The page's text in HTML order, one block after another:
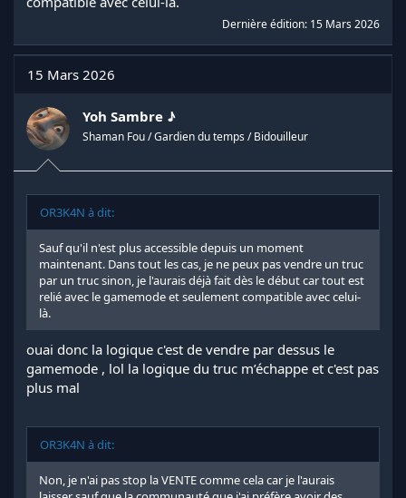
Dernière édition: 15 Mars 2026
15 Mars 2026
Yoh Sambre ♪
Shaman Fou / Gardien du temps / Bidouilleur
OR3K4N à dit:
Sauf qu'il n'est plus accessible depuis un moment
maintenant. Dans tout les cas, je ne peux pas vendre un truc
par un truc sinon, je l'aurais déjà fait dès le début car tout est
relié avec le gamemode et seulement compatible avec celui-
là.
ouai donc la logique c'est de vendre par dessus le
gamemode , lol la logique du truc m’échappe et c'est pas
plus mal
OR3K4N à dit:
Non, je n'ai pas stop la VENTE comme cela car je l'aurais